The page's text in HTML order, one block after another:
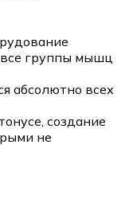
группы мышц
абсолютно всех
создание
не